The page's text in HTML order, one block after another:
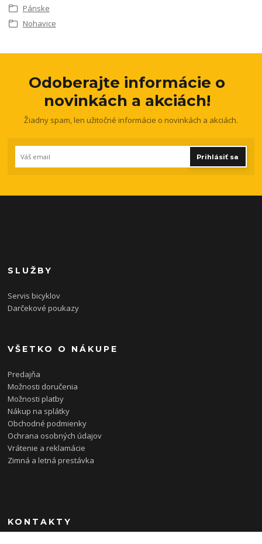
Pánske
Nohavice
Odoberajte informácie o
novinkách a akciách!
Žiadny spam, len užitočné informácie o novinkách a akciách.
Prihlásiť sa
SLUŽBY
Servis bicyklov
Darčekové poukazy
VŠETKO O NÁKUPE
Predajňa
Možnosti doručenia
Možnosti platby
Nákup na splátky
Obchodné podmienky
Ochrana osobných údajov
Vrátenie a reklamácie
Zimná a letná prestávka
KONTAKTY